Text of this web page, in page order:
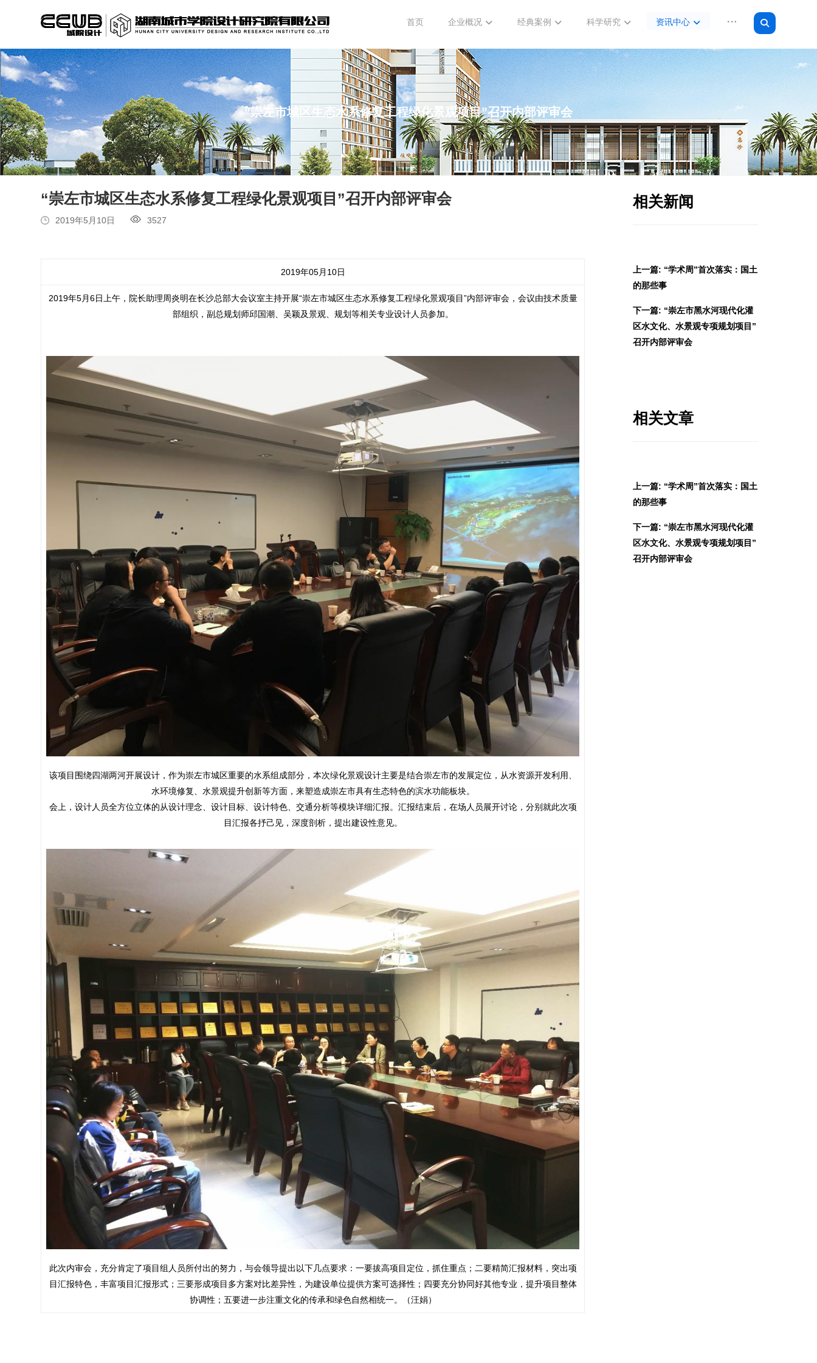
首页 企业概况 经典案例 科学研究 资讯中心
“崇左市城区生态水系修复工程绿化景观项目”召开内部评审会
“崇左市城区生态水系修复工程绿化景观项目”召开内部评审会
2019年5月10日 3527
2019年05月10日
2019年5月6日上午，院长助理周炎明在长沙总部大会议室主持开展“崇左市城区生态水系修复工程绿化景观项目”内部评审会，会议由技术质量
部组织，副总规划师邱国潮、吴颖及景观、规划等相关专业设计人员参加。
该项目围绕四湖两河开展设计，作为崇左市城区重要的水系组成部分，本次绿化景观设计主要是结合崇左市的发展定位，从水资源开发利用、
水环境修复、水景观提升创新等方面，来塑造成崇左市具有生态特色的滨水功能板块。
会上，设计人员全方位立体的从设计理念、设计目标、设计特色、交通分析等模块详细汇报。汇报结束后，在场人员展开讨论，分别就此次项
目汇报各抒己见，深度剖析，提出建设性意见。
此次内审会，充分肯定了项目组人员所付出的努力，与会领导提出以下几点要求：一要拔高项目定位，抓住重点；二要精简汇报材料，突出项
目汇报特色，丰富项目汇报形式；三要形成项目多方案对比差异性，为建设单位提供方案可选择性；四要充分协同好其他专业，提升项目整体
协调性；五要进一步注重文化的传承和绿色自然相统一。（汪娟）
相关新闻
上一篇: “学术周”首次落实：国土
的那些事
下一篇: “崇左市黑水河现代化灌
区水文化、水景观专项规划项目”
召开内部评审会
相关文章
上一篇: “学术周”首次落实：国土
的那些事
下一篇: “崇左市黑水河现代化灌
区水文化、水景观专项规划项目”
召开内部评审会